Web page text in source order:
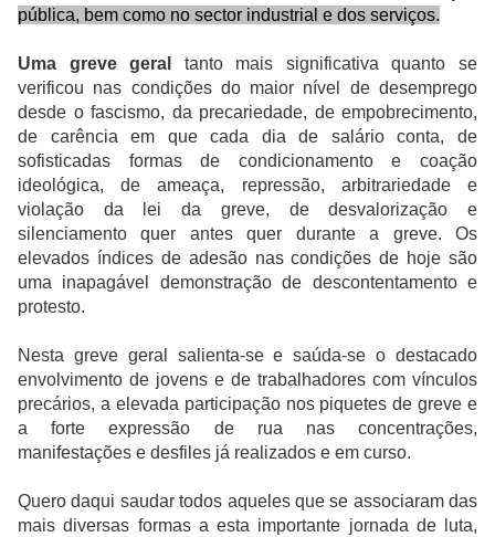
pública, bem como no sector industrial e dos serviços.
Uma greve geral
tanto mais significativa quanto se
verificou nas condições do maior nível de desemprego
desde o fascismo, da precariedade, de empobrecimento,
de carência em que cada dia de salário conta, de
sofisticadas formas de condicionamento e coação
ideológica, de ameaça, repressão, arbitrariedade e
violação da lei da greve, de desvalorização e
silenciamento quer antes quer durante a greve. Os
elevados índices de adesão nas condições de hoje são
uma inapagável demonstração de descontentamento e
protesto.
Nesta greve geral salienta-se e saúda-se o destacado
envolvimento de jovens e de trabalhadores com vínculos
precários, a elevada participação nos piquetes de greve e
a forte expressão de rua nas concentrações,
manifestações e desfiles já realizados e em curso.
Quero daqui saudar todos aqueles que se associaram das
mais diversas formas a esta importante jornada de luta,